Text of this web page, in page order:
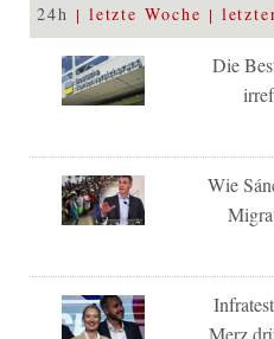
24h letzte Woche
Die
Wie
Merz